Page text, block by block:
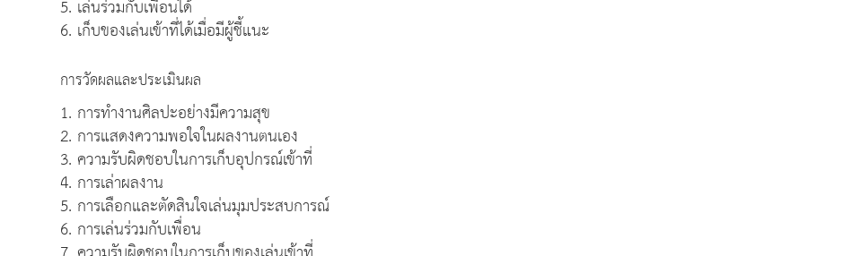
5. เล่นร่วมกับเพื่อนได้
6. เก็บของเล่นเข้าที่ได้เมื่อมีผู้ชี้แนะ
การวัดผลและประเมินผล
1. การทำงานศิลปะอย่างมีความสุข
2. การแสดงความพอใจในผลงานตนเอง
3. ความรับผิดชอบในการเก็บอุปกรณ์เข้าที่
4. การเล่าผลงาน
5. การเลือกและตัดสินใจเล่นมุมประสบการณ์
6. การเล่นร่วมกับเพื่อน